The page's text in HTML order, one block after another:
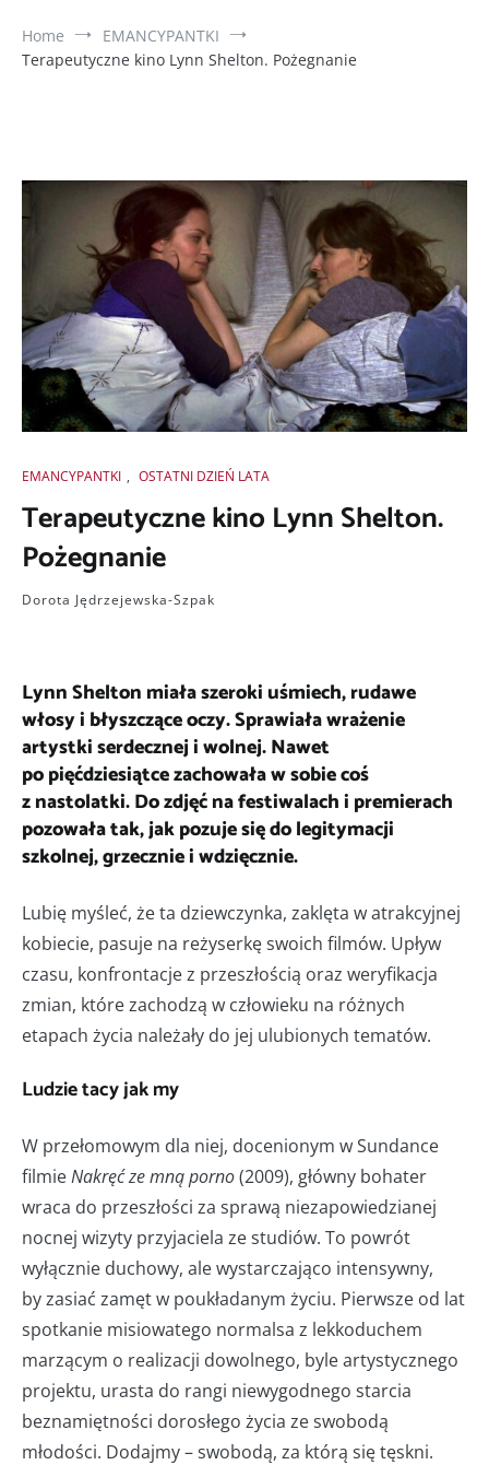
Home
EMANCYPANTKI
Terapeutyczne kino Lynn Shelton. Pożegnanie
EMANCYPANTKI , OSTATNI DZIEŃ LATA
Terapeutyczne kino Lynn Shelton.
Pożegnanie
Dorota Jędrzejewska-Szpak
Lynn Shelton miała szeroki uśmiech, rudawe
włosy i błyszczące oczy. Sprawiała wrażenie
artystki serdecznej i wolnej. Nawet
po pięćdziesiątce zachowała w sobie coś
z nastolatki. Do zdjęć na festiwalach i premierach
pozowała tak, jak pozuje się do legitymacji
szkolnej, grzecznie i wdzięcznie.
Lubię myśleć, że ta dziewczynka, zaklęta w atrakcyjnej
kobiecie, pasuje na reżyserkę swoich filmów. Upływ
czasu, konfrontacje z przeszłością oraz weryfikacja
zmian, które zachodzą w człowieku na różnych
etapach życia należały do jej ulubionych tematów.
Ludzie tacy jak my
W przełomowym dla niej, docenionym w Sundance
filmieNakręć ze mną porno(2009), główny bohater
wraca do przeszłości za sprawą niezapowiedzianej
nocnej wizyty przyjaciela ze studiów. To powrót
wyłącznie duchowy, ale wystarczająco intensywny,
by zasiać zamęt w poukładanym życiu. Pierwsze od lat
spotkanie misiowatego normalsa z lekkoduchem
marzącym o realizacji dowolnego, byle artystycznego
projektu, urasta do rangi niewygodnego starcia
beznamiętności dorosłego życia ze swobodą
młodości. Dodajmy – swobodą, za którą się tęskni.